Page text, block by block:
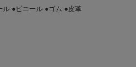
ル ●ビニール ●ゴム ●皮革